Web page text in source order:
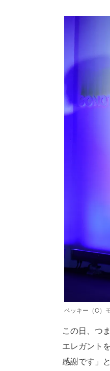
ベッキー（C）
この日、つ
エレガントを
感謝です」